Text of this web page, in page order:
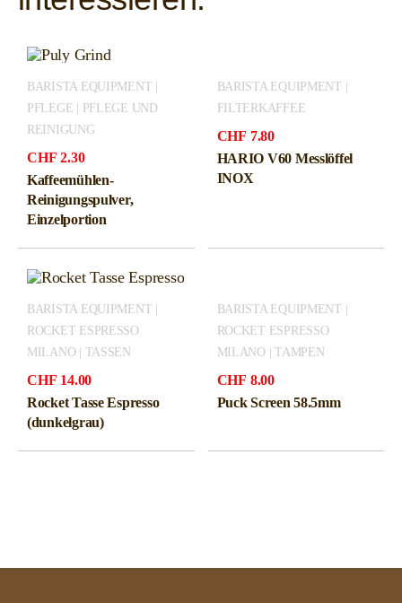
BARISTA EQUIPMENT |
PFLEGE | PFLEGE UND
REINIGUNG
CHF 2.30
Kaffeemühlen-
Reinigungspulver,
Einzelportion
BARISTA EQUIPMENT |
FILTERKAFFEE
CHF 7.80
HARIO V60 Messlöffel
INOX
BARISTA EQUIPMENT |
ROCKET ESPRESSO
MILANO | TASSEN
CHF 14.00
Rocket Tasse Espresso
(dunkelgrau)
BARISTA EQUIPMENT |
ROCKET ESPRESSO
MILANO | TAMPEN
CHF 8.00
Puck Screen 58.5mm